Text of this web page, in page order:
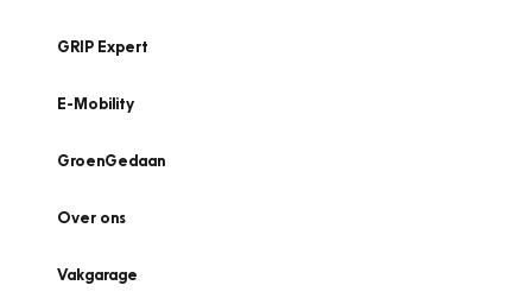
GRIP Expert
E-Mobility
GroenGedaan
Over ons
Vakgarage